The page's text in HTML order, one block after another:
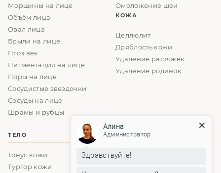
Морщины на лице
Объём лица
Овал лица
Брыли на лице
Птоз век
Пигментация на лице
Поры на лице
Сосудистые звездочки
Сосуды на лице
Шрамы и рубцы
Омоложение шеи
КОЖА
Целлюлит
Дряблость кожи
Удаление растяжек
Удаление родинок
ТЕЛО
Тонус кожи
Тургор кожи
ГРУДЬ
Увеличение груди
Алина
Администратор
Здравствуйте!